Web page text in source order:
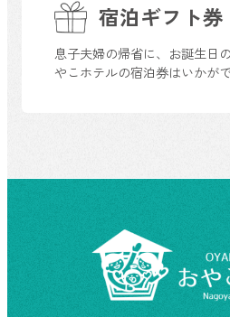
宿泊ギフト券
息子夫婦の帰省に、お誕生日
やこホテルの宿泊券はいかが